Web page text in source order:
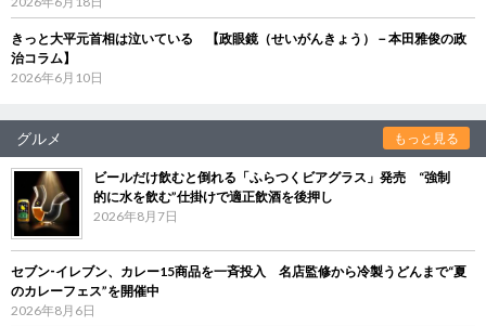
きっと大平元首相は泣いている 【政眼鏡（せいがんきょう）－本田雅俊の政
治コラム】
2026年6月10日
グルメ もっと見る
ビールだけ飲むと倒れる「ふらつくビアグラス」発売 “強制
的に水を飲む”仕掛けで適正飲酒を後押し
2026年8月7日
セブン‐イレブン、カレー15商品を一斉投入 名店監修から冷製うどんまで“夏
のカレーフェス”を開催中
2026年8月6日